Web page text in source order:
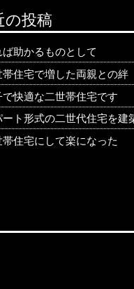
の投稿
ば助かるものとして
帯住宅で増した両親との絆
で快適な二世帯住宅です
ート形式の二世代住宅を建
帯住宅にして楽になった